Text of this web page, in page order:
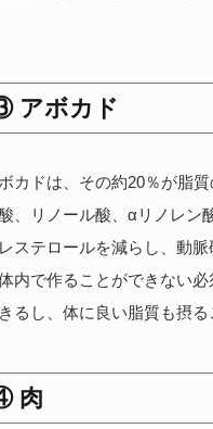
アボカド
カドは、その約20％が脂
、リノール酸、αリノレン
ステロールを減らし、動
内で作ることができない
るし、体に良い脂質も摂る
肉